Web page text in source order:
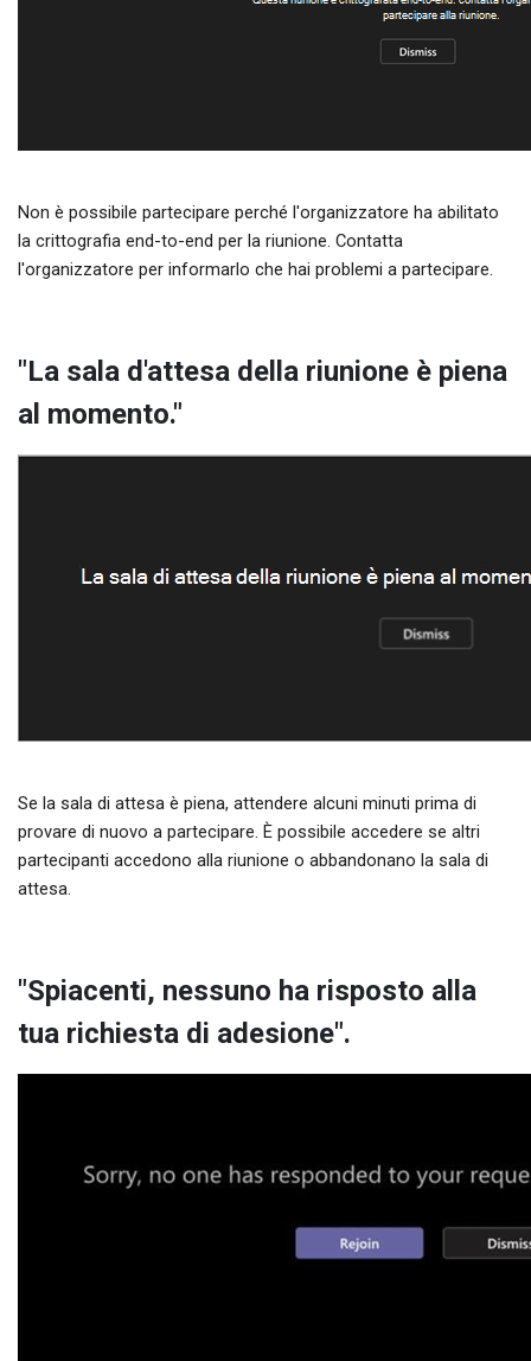
Non è possibile partecipare perché l'organizzatore ha abilitato
la crittografia end-to-end per la riunione. Contatta
l'organizzatore per informarlo che hai problemi a partecipare.
"La sala d'attesa della riunione è piena
al momento."
Se la sala di attesa è piena, attendere alcuni minuti prima di
provare di nuovo a partecipare. È possibile accedere se altri
partecipanti accedono alla riunione o abbandonano la sala di
attesa.
"Spiacenti, nessuno ha risposto alla
tua richiesta di adesione".